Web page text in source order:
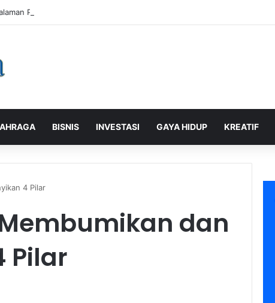
Pelanggan, PLN Icon Plus Sabet Tiga Penghargaan CCW 2026
BISNIS INVESTASI GAYA HIDUP KREATIF
4 Pilar
dan
Pilar